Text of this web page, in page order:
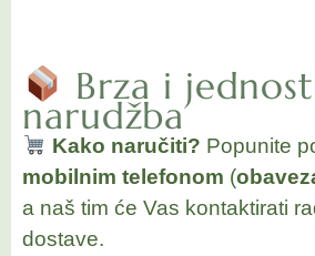
Brza i
narudžba
Kako naručiti? Popunite
mobilnim telefonom (
a naš tim će Vas kontaktirati
dostave.